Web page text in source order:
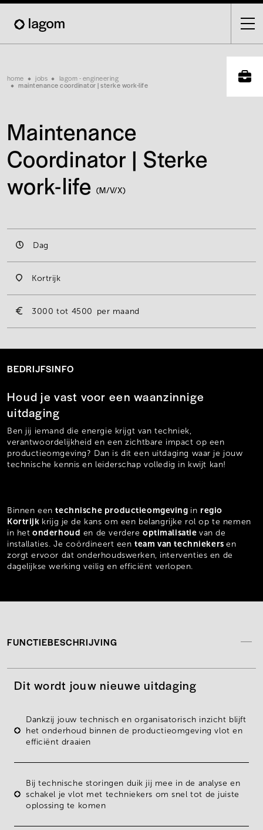
Skip
main
Breadcrumb
home jobs lagom - engineering
maintenance coordinator | sterke work-life
Maintenance
Coordinator | Sterke
work-life (M/V/X)
Dag
Kortrijk
3000 4500 per maand
BEDRIJFSINFO
Houd je vast voor een waanzinnige
uitdaging
Ben jij iemand die energie krijgt van techniek,
verantwoordelijkheid en een zichtbare impact op een
productieomgeving? Dan is dit een uitdaging waar je jouw
technische kennis en leiderschap volledig in kwijt kan!
Binnen eentechnische productieomgeving in regio
Kortrijk krijg je de kans om een belangrijke rol op te nemen
in het onderhoud en de verdere optimalisatievan de
installaties. Je coördineert eenteam van techniekersen
zorgt ervoor dat onderhoudswerken, interventies en de
dagelijkse werking veilig en efficiënt verlopen.
FUNCTIEBESCHRIJVING
Dit wordt jouw nieuwe uitdaging
Dankzij jouw technisch en organisatorisch inzicht blijft
hetonderhoud binnen de productieomgeving vlot en
efficiënt draaien
Bijtechnische storingen duik jij mee in de analyse en
schakel je vlot met techniekers om snel tot de juiste
oplossing te komen